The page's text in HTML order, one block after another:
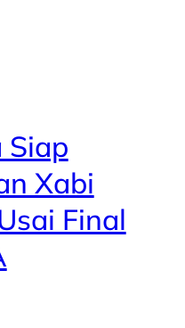
Siap
Xabi
Final